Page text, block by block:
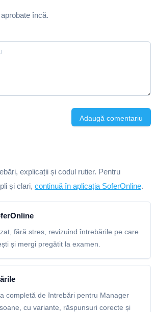
încă.
Adaugă comentariu
explicații și codul rutier. Pentru
și clari, continuă în aplicația SoferOnline.
fără stres, revizuind întrebările pe care
și mergi pregătit la examen.
completă de întrebări pentru Manager
cu variante, răspunsuri corecte și